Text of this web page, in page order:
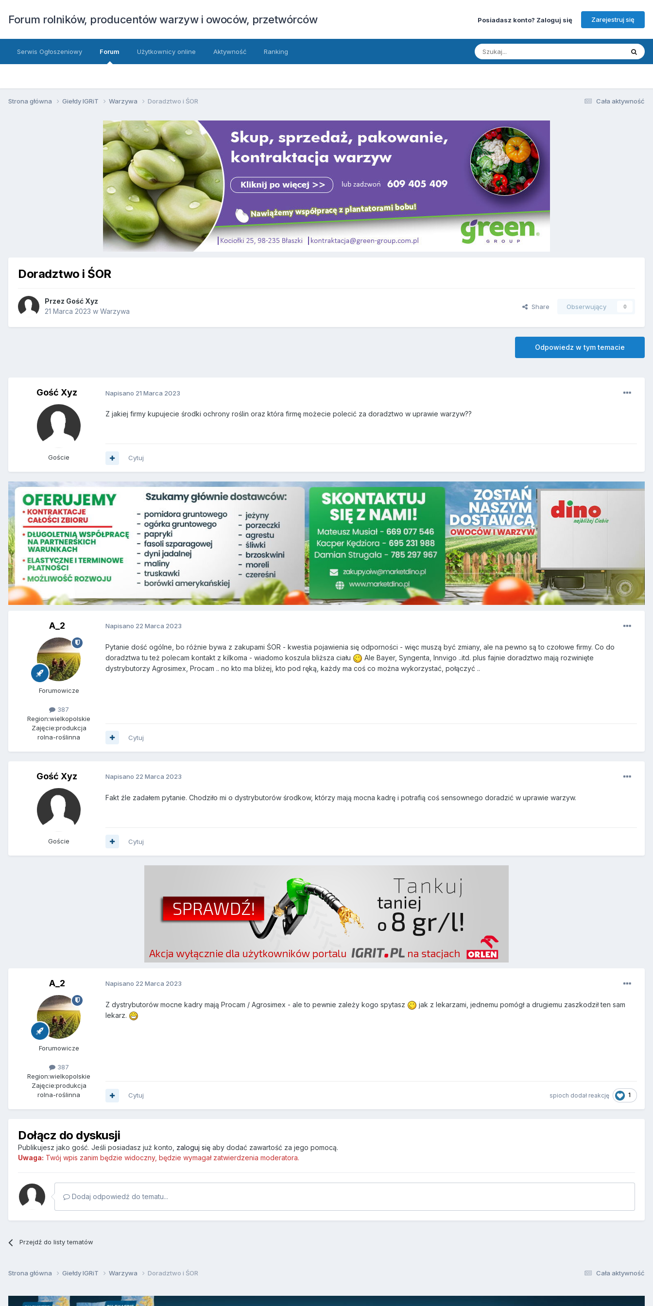
Forum rolników, producentów warzyw i owoców, przetwórców Posiadasz konto? Zaloguj się Zarejestruj się
Serwis Ogłoszeniowy Forum Użytkownicy online Aktywność Ranking
Cała aktywność
Strona główna Giełdy IGRiT Warzywa Doradztwo i ŚOR
Doradztwo i ŚOR
Przez Gość Xyz
21 Marca 2023 w Warzywa
Share Obserwujący 0
Odpowiedz w tym temacie
Gość Xyz
Goście
Napisano 21 Marca 2023
Z jakiej firmy kupujecie środki ochrony roślin oraz która firmę możecie polecić za doradztwo w uprawie warzyw??
Cytuj
A_2
Forumowicze
387
Region:wielkopolskie
Zajęcie:produkcja
rolna-roślinna
Napisano 22 Marca 2023
Pytanie dość ogólne, bo różnie bywa z zakupami ŚOR - kwestia pojawienia się odporności - więc muszą być zmiany, ale na pewno są to czołowe firmy. Co do
doradztwa tu też polecam kontakt z kilkoma - wiadomo koszula bliższa ciału
Ale Bayer, Syngenta, Innvigo ..itd. plus fajnie doradztwo mają rozwinięte
dystrybutorzy Agrosimex, Procam .. no kto ma bliżej, kto pod ręką, każdy ma coś co można wykorzystać, połączyć ..
Cytuj
Gość Xyz
Goście
Napisano 22 Marca 2023
Fakt źle zadałem pytanie. Chodziło mi o dystrybutorów środkow, którzy mają mocna kadrę i potrafią coś sensownego doradzić w uprawie warzyw.
Cytuj
A_2
Forumowicze
387
Region:wielkopolskie
Zajęcie:produkcja
rolna-roślinna
Napisano 22 Marca 2023
Z dystrybutorów mocne kadry mają Procam / Agrosimex - ale to pewnie zależy kogo spytasz
jak z lekarzami, jednemu pomógł a drugiemu zaszkodził ten sam
lekarz.
spioch dodał reakcję 1
Cytuj
Dołącz do dyskusji
Publikujesz jako gość. Jeśli posiadasz już konto, zaloguj się aby dodać zawartość za jego pomocą.
Uwaga: Twój wpis zanim będzie widoczny, będzie wymagał zatwierdzenia moderatora.
Dodaj odpowiedź do tematu...
Przejdź do listy tematów
Cała aktywność
Strona główna Giełdy IGRiT Warzywa Doradztwo i ŚOR